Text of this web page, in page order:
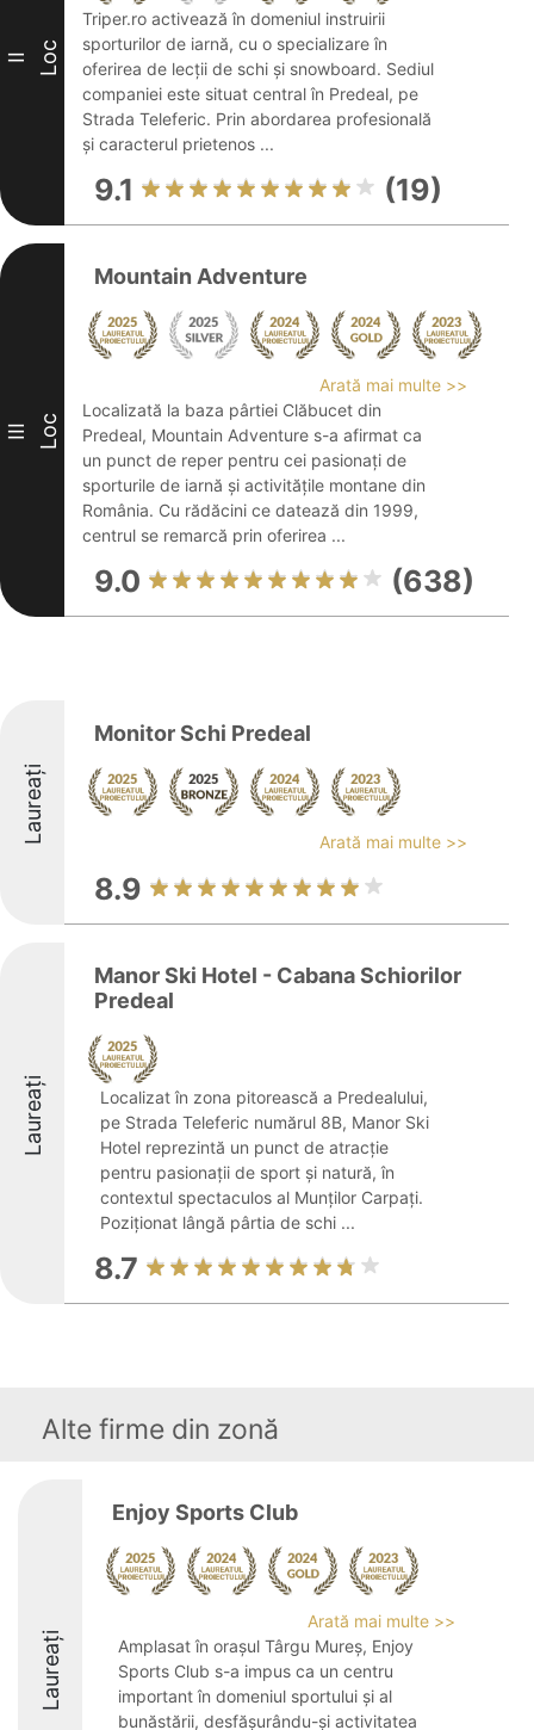
II Loc
Triper.ro activează în domeniul instruirii
sporturilor de iarnă, cu o specializare în
oferirea de lecții de schi și snowboard. Sediul
companiei este situat central în Predeal, pe
Strada Teleferic. Prin abordarea profesională
și caracterul prietenos ...
9.1 (19)
III Loc
Mountain Adventure
Arată mai multe >>
Localizată la baza pârtiei Clăbucet din
Predeal, Mountain Adventure s-a afirmat ca
un punct de reper pentru cei pasionați de
sporturile de iarnă și activitățile montane din
România. Cu rădăcini ce datează din 1999,
centrul se remarcă prin oferirea ...
9.0 (638)
Laureați
Monitor Schi Predeal
Arată mai multe >>
8.9
Laureați
Manor Ski Hotel - Cabana Schiorilor
Predeal
Localizat în zona pitorească a Predealului,
pe Strada Teleferic numărul 8B, Manor Ski
Hotel reprezintă un punct de atracție
pentru pasionații de sport și natură, în
contextul spectaculos al Munților Carpați.
Poziționat lângă pârtia de schi ...
8.7
Alte firme din zonă
Laureați
Enjoy Sports Club
Arată mai multe >>
Amplasat în orașul Târgu Mureș, Enjoy
Sports Club s-a impus ca un centru
important în domeniul sportului și al
bunăstării, desfășurându-și activitatea